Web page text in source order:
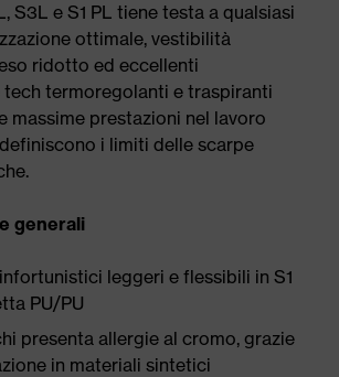
S3L e S1 PL tiene testa a qualsiasi
ottimale, vestibilità
ridotto ed eccellenti
termoregolanti e traspiranti
massime prestazioni nel lavoro
i limiti delle scarpe
generali
leggeri e flessibili in S1
PU/PU
presenta allergie al cromo, grazie
in materiali sintetici